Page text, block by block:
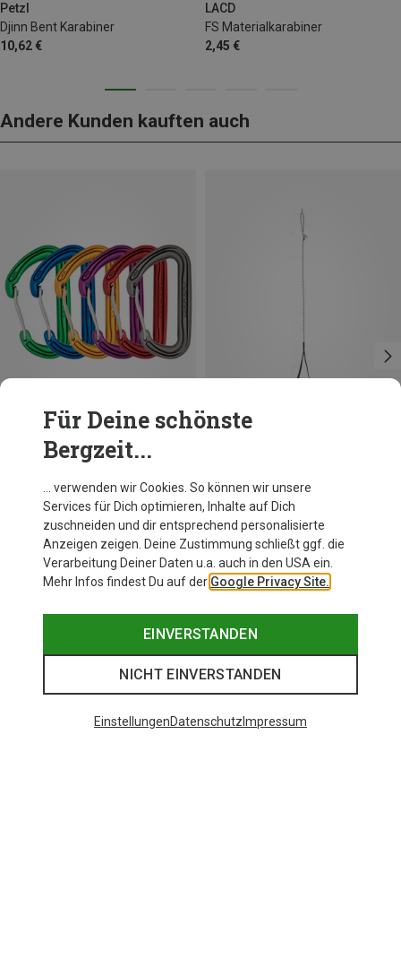
Petzl
Djinn Bent Karabiner
10,62 €
LACD
FS Materialkarabiner
2,45 €
Andere Kunden kauften auch
Du sparst 16%
Petzl
Footcord Trittschlinge
24,80 €
Für Deine schönste
Bergzeit...
… verwenden wir Cookies. So können wir unsere
Services für Dich optimieren, Inhalte auf Dich
zuschneiden und dir entsprechend personalisierte
Anzeigen zeigen. Deine Zustimmung schließt ggf. die
Verarbeitung Deiner Daten u.a. auch in den USA ein.
Mehr Infos findest Du auf der Google Privacy Site.
EINVERSTANDEN
NICHT EINVERSTANDEN
EinstellungenDatenschutz Impressum